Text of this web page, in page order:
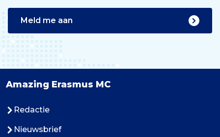
Meld me aan
Amazing Erasmus MC
Redactie
Nieuwsbrief